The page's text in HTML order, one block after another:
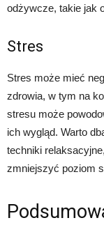
odżywcze, takie jak
Stres
Stres może mieć
zdrowia, w tym na
stresu może
ich wygląd. Warto
techniki
zmniejszyć poziom